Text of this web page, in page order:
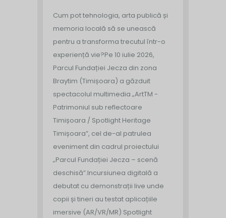
Cum pot tehnologia, arta publică și
memoria locală să se unească
pentru a transforma trecutul într-o
experiență vie?Pe 10 iulie 2026,
Parcul Fundației Jecza din zona
Braytim (Timișoara) a găzduit
spectacolul multimedia „ArtTM -
Patrimoniul sub reflectoare
Timișoara / Spotlight Heritage
Timișoara”, cel de-al patrulea
eveniment din cadrul proiectului
„Parcul Fundației Jecza – scenă
deschisă”.Incursiunea digitală a
debutat cu demonstrații live unde
copii și tineri au testat aplicațiile
imersive (AR/VR/MR) Spotlight